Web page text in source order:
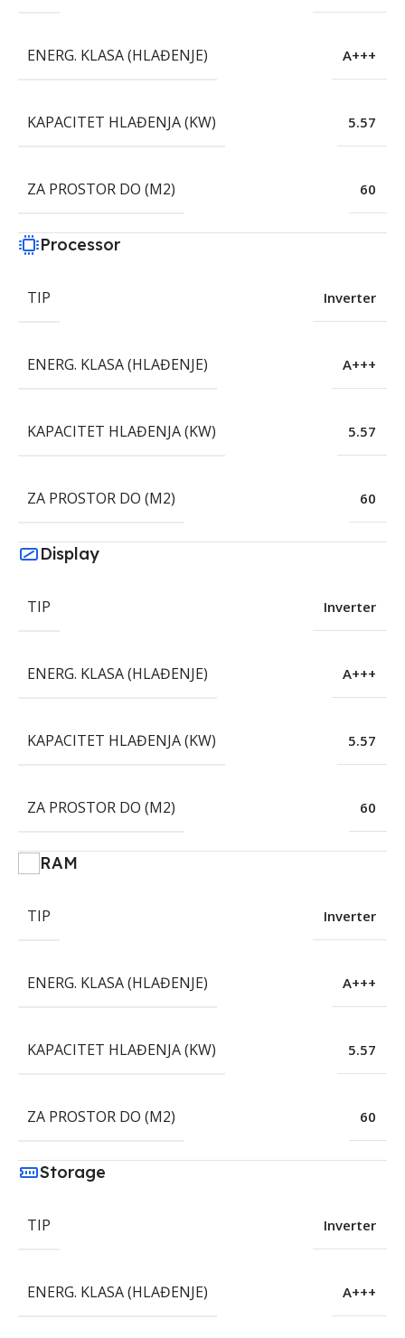
ENERG. KLASA (HLAĐENJE) A+++
KAPACITET HLAĐENJA (KW) 5.57
ZA PROSTOR DO (M2) 60
Processor
TIP Inverter
ENERG. KLASA (HLAĐENJE) A+++
KAPACITET HLAĐENJA (KW) 5.57
ZA PROSTOR DO (M2) 60
Display
TIP Inverter
ENERG. KLASA (HLAĐENJE) A+++
KAPACITET HLAĐENJA (KW) 5.57
ZA PROSTOR DO (M2) 60
RAM
TIP Inverter
ENERG. KLASA (HLAĐENJE) A+++
KAPACITET HLAĐENJA (KW) 5.57
ZA PROSTOR DO (M2) 60
Storage
TIP Inverter
ENERG. KLASA (HLAĐENJE) A+++